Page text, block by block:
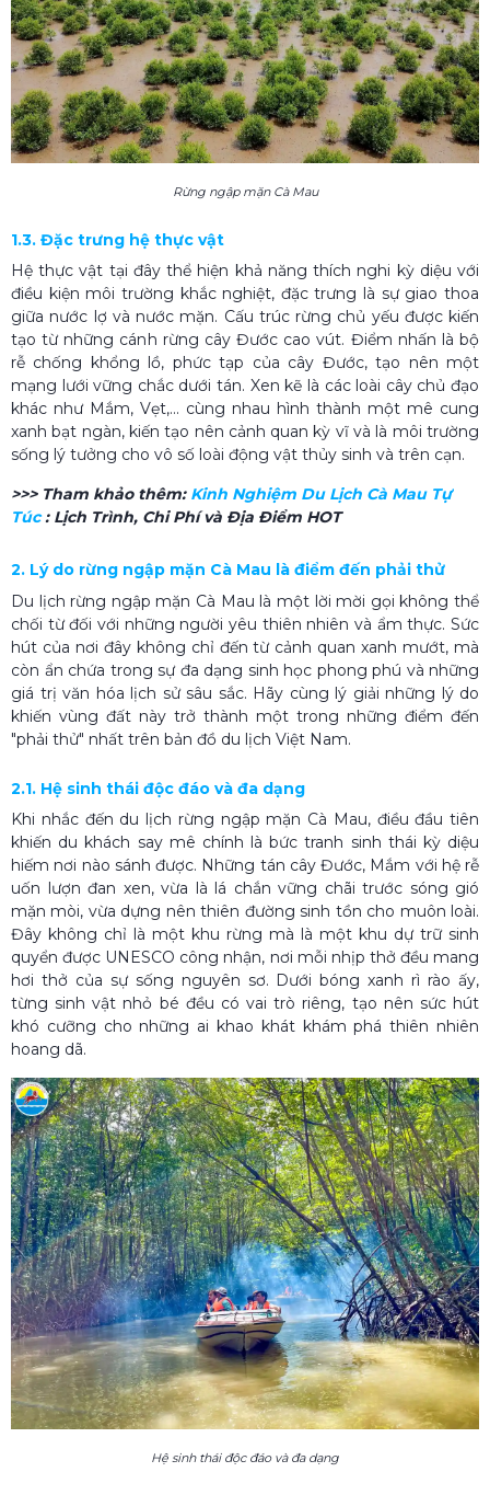
Rừng ngập mặn Cà Mau
1.3. Đặc trưng hệ thực vật
Hệ thực vật tại đây thể hiện khả năng thích nghi kỳ diệu với
điều kiện môi trường khắc nghiệt, đặc trưng là sự giao thoa
giữa nước lợ và nước mặn. Cấu trúc rừng chủ yếu được kiến
tạo từ những cánh rừng cây Đước cao vút. Điểm nhấn là bộ
rễ chống khổng lồ, phức tạp của cây Đước, tạo nên một
mạng lưới vững chắc dưới tán. Xen kẽ là các loài cây chủ đạo
khác như Mắm, Vẹt,... cùng nhau hình thành một mê cung
xanh bạt ngàn, kiến tạo nên cảnh quan kỳ vĩ và là môi trường
sống lý tưởng cho vô số loài động vật thủy sinh và trên cạn.
>>> Tham khảo thêm: Kinh Nghiệm Du Lịch Cà Mau Tự
Túc : Lịch Trình, Chi Phí và Địa Điểm HOT
2. Lý do rừng ngập mặn Cà Mau là điểm đến phải thử
Du lịch rừng ngập mặn Cà Mau là một lời mời gọi không thể
chối từ đối với những người yêu thiên nhiên và ẩm thực. Sức
hút của nơi đây không chỉ đến từ cảnh quan xanh mướt, mà
còn ẩn chứa trong sự đa dạng sinh học phong phú và những
giá trị văn hóa lịch sử sâu sắc. Hãy cùng lý giải những lý do
khiến vùng đất này trở thành một trong những điểm đến
"phải thử" nhất trên bản đồ du lịch Việt Nam.
2.1. Hệ sinh thái độc đáo và đa dạng
Khi nhắc đến du lịch rừng ngập mặn Cà Mau, điều đầu tiên
khiến du khách say mê chính là bức tranh sinh thái kỳ diệu
hiếm nơi nào sánh được. Những tán cây Đước, Mắm với hệ rễ
uốn lượn đan xen, vừa là lá chắn vững chãi trước sóng gió
mặn mòi, vừa dựng nên thiên đường sinh tồn cho muôn loài.
Đây không chỉ là một khu rừng mà là một khu dự trữ sinh
quyển được UNESCO công nhận, nơi mỗi nhịp thở đều mang
hơi thở của sự sống nguyên sơ. Dưới bóng xanh rì rào ấy,
từng sinh vật nhỏ bé đều có vai trò riêng, tạo nên sức hút
khó cưỡng cho những ai khao khát khám phá thiên nhiên
hoang dã.
Hệ sinh thái độc đáo và đa dạng